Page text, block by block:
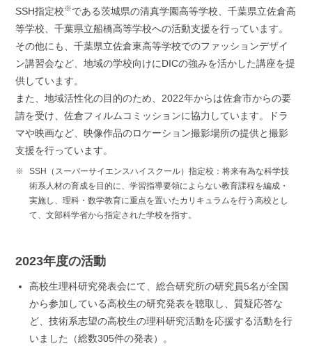
SSH指定校※である茨城県の清真学園高等学校、千葉県立佐倉高
等学校、千葉県立船橋高等学校への活動支援を行っています。
その他にも、千葉県立佐倉東高等学校でのファッションデザイ
ン講習会など、地域の学校向けにDICの強みを活かした講座を提
供しています。
また、地域活性化の目的のため、2022年からは佐倉市からの要
請を受け、佐倉フィルムコミッションに協力しています。ドラ
マや映画など、映像作品のロケーション撮影場所の提供と撮影
支援を行っています。
SSH（スーパーサイエンスハイスクール）指定校：将来有為な科学技
術系人材の育成を目的に、学習指導要領によらない教育課程を編成・
実施し、理科・数学教育に重点を置いたカリキュラムを行う高校とし
て、文部科学省から指定された学校を指す。
2023年度の活動
高校生理科研究発表会にて、総合研究所の研究員5名が全国
から参加している高校生の研究発表を聴取し、質疑応答な
ど、技術系志望の高校生の理科研究活動を応援する活動を行
いました（総数305件の発表）。